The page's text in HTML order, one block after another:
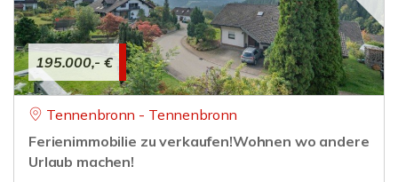
195.000,- €
Tennenbronn - Tennenbronn
Ferienimmobilie zu verkaufen!Wohnen wo andere
Urlaub machen!